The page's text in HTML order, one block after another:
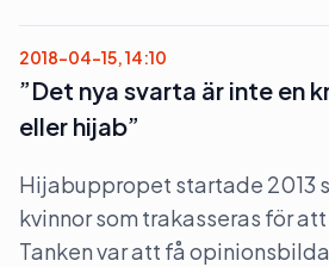
2018-04-15, 14:10
”Det nya svarta är inte en
eller hijab”
Hijabuppropet startade 2013
kvinnor som trakasseras för
Tanken var att få